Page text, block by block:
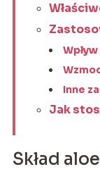
Inne
Jak
Skład